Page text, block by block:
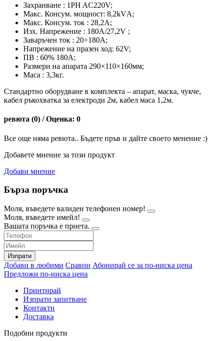
Захранване : 1PH AC220V;
Макс. Консум. мощност: 8,2kVА;
Макс. Консум. ток : 28,2А;
Изх. Напрежение : 180А/27,2V ;
Заваръчен ток : 20÷180А;
Напрежение на празен ход: 62V;
ПВ : 60% 180А;
Размери на апарата 290×110×160мм;
Маса : 3,3кг.
Стандартно оборудване в комплекта – апарат, маска, чукче,
кабел ръкохватка за електроди 2м, кабел маса 1,2м.
ревюта (0) / Оценка: 0
Все още няма ревюта.. Бъдете пръв и дайте своето менение :)
Добавете мнение за този продукт
Добави мнение
Бърза поръчка
Моля, въведете валиден телефонен номер!
Моля, въведете имейл!
Вашата поръчка е приета.
Изпрати
Добави в любими Сравни Абонирай се за по-ниска цена
Предложи по-ниска цена
Принтирай
Изпрати запитване
Контакти
Доставка
Подобни продукти